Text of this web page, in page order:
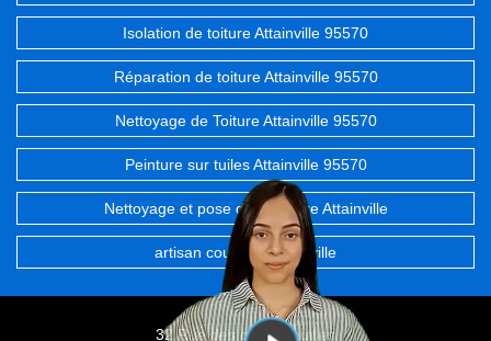
Isolation de toiture Attainville 95570
Réparation de toiture Attainville 95570
Nettoyage de Toiture Attainville 95570
Peinture sur tuiles Attainville 95570
Nettoyage et pose de gouttière Attainville
artisan couvreur Attainville
32 Rue des chevrefeuilles